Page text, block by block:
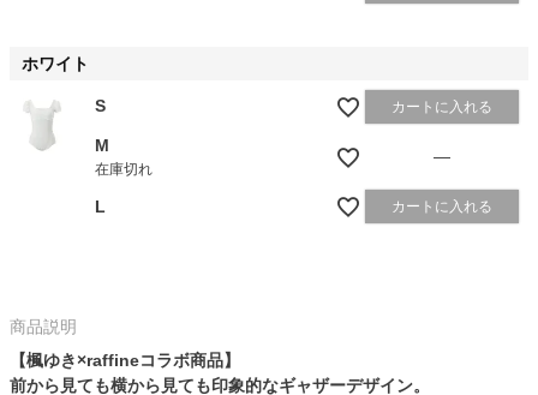
ホワイト
S カートに入れる
M
在庫切れ
—
L カートに入れる
商品説明
【楓ゆき×raffineコラボ商品】
前から見ても横から見ても印象的なギャザーデザイン。